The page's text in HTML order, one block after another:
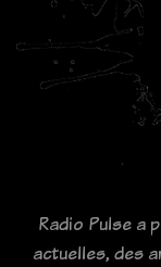
Radio Pulse a
actuelles, des